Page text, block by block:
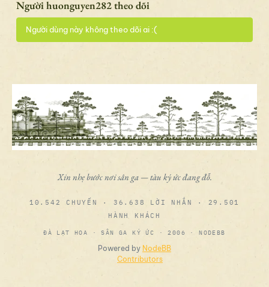
Người huonguyen282 theo dõi
Người dùng này không theo dõi ai :(
Xin nhẹ bước nơi sân ga — tàu ký ức đang đỗ.
10.542 CHUYẾN · 36.638 LỜI NHẮN · 29.501
HÀNH KHÁCH
ĐÀ LẠT HOA · SÂN GA KÝ ỨC · 2006 · NODEBB
Powered by NodeBB
Contributors